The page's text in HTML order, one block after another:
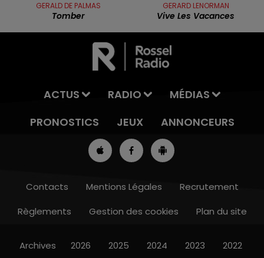
12h00 - 13h00
GERALD DE PALMAS
Tomber
GERARD LENORMAN
Vive Les Vacances
ACTUS RADIO
MÉDIAS
PRONOSTICS
JEUX ANNONCEURS
Contacts Mentions Légales
Recrutement
Règlements
Gestion des cookies Plan du site
Archives 2026 2025 2024 2023 2022